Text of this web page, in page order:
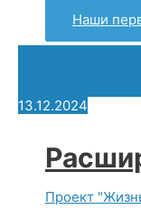
Наши
13.12.2024
Проект